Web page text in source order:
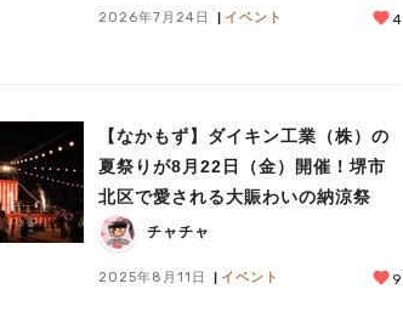
2026年7月24日 イベント 4
【なかもず】ダイキン工業（株）の
夏祭りが8月22日（金）開催！堺市
北区で愛される大賑わいの納涼祭
チャチャ
2025年8月11日 イベント 9